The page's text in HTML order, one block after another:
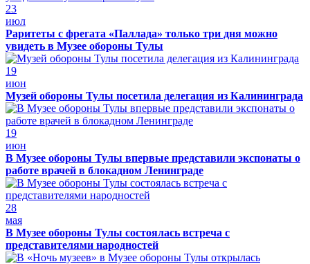
23
июл
Раритеты с фрегата «Паллада» только три дня можно
увидеть в Музее обороны Тулы
19
июн
Музей обороны Тулы посетила делегация из Калининграда
19
июн
В Музее обороны Тулы впервые представили экспонаты о
работе врачей в блокадном Ленинграде
28
мая
В Музее обороны Тулы состоялась встреча с
представителями народностей